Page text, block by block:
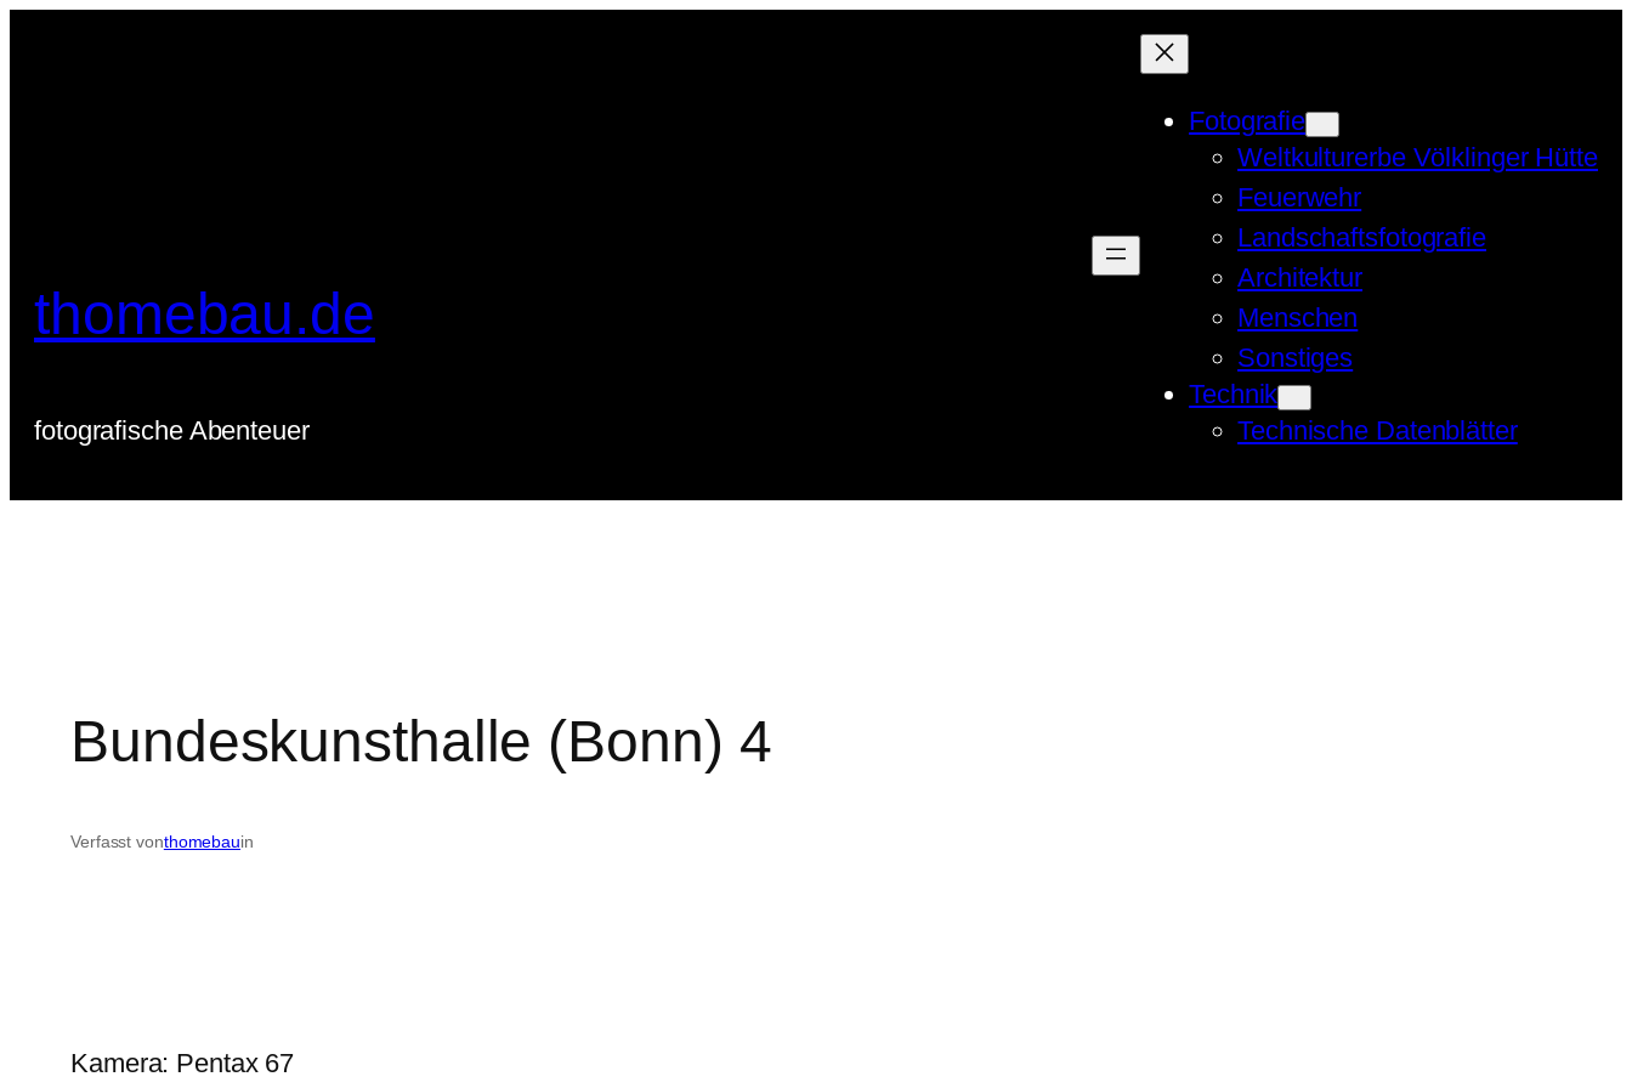
thomebau.de
fotografische Abenteuer
Fotografie
Weltkulturerbe Völklinger Hütte
Feuerwehr
Landschaftsfotografie
Architektur
Menschen
Sonstiges
Technik
Technische Datenblätter
Bundeskunsthalle (Bonn) 4
Verfasst vonthomebauin
Kamera: Pentax 67